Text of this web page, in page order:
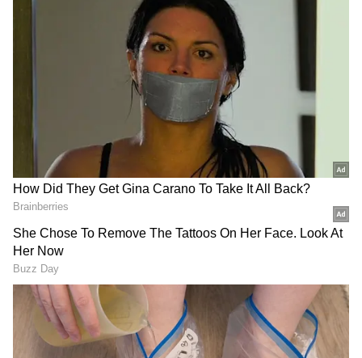
ಹಿನ್ನಲೆಯಲ್ಲಿ ಪೊಲೀಸರಿಗೆ ಮಾಹಿತಿ ನೀಡಿದ್ದರು. ಸ್ಥಳಕ್ಕೆ
ಆಗಮಿಸಿದ ಪೊಲೀಸರು ಮೃತದೇಹ ಪರಿಶೀಲಿಸಿದ್ದಾರೆ. ಬಳಿಕ
ಕುಟುಂಬಸ್ಥರಿಗೆ ಮಾಹಿತಿ ನೀಡಿದ್ದಾರೆ.